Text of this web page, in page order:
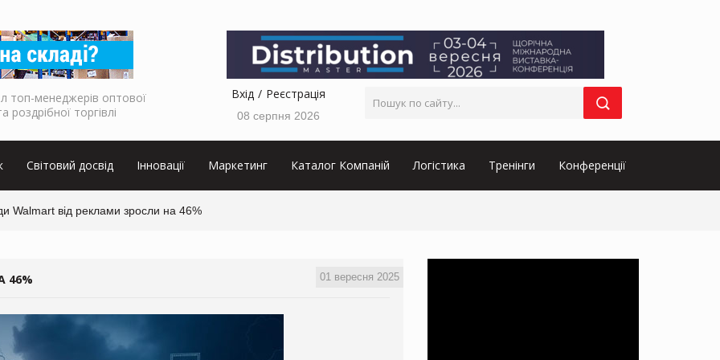
топ-менеджерів оптової
роздрібної торгівлі
Вхід Реєстрація
08 серпня 2026
Світовий досвід Інновації Маркетинг Каталог Компаній Логістика Тренінги Конференції
Walmart від реклами зросли на 46%
01 вересня 2025
46%